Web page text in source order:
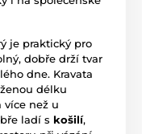
je praktický pro
dobře drží tvar
dne. Kravata
délku
více než u
ladí s košilí,